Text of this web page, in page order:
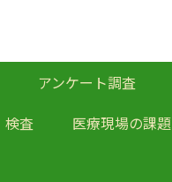
アンケート調査
検査 医療現場の課題